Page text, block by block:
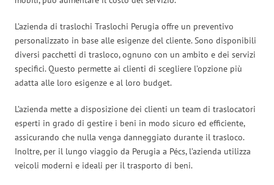
L’azienda di traslochi Traslochi Perugia offre un preventivo
personalizzato in base alle esigenze del cliente. Sono disponibili
diversi pacchetti di trasloco, ognuno con un ambito e dei servizi
specifici. Questo permette ai clienti di scegliere l’opzione più
adatta alle loro esigenze e al loro budget.
L’azienda mette a disposizione dei clienti un team di traslocatori
esperti in grado di gestire i beni in modo sicuro ed efficiente,
assicurando che nulla venga danneggiato durante il trasloco.
Inoltre, per il lungo viaggio da Perugia a Pécs, l’azienda utilizza
veicoli moderni e ideali per il trasporto di beni.